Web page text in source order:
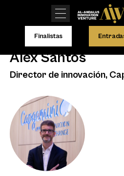
Finalistas
Alex Santos
Director de innovación,